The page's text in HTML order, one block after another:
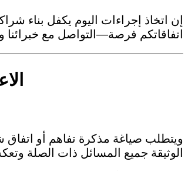
إن اتخاذ إجراءات اليوم يكفل بناء
اتفاقاتكم فرصة—التواصل مع خبرائنا
ويتطلب صياغة مذكرة تفاهم أو اتفاق
الوثيقة جميع المسائل ذات الصلة